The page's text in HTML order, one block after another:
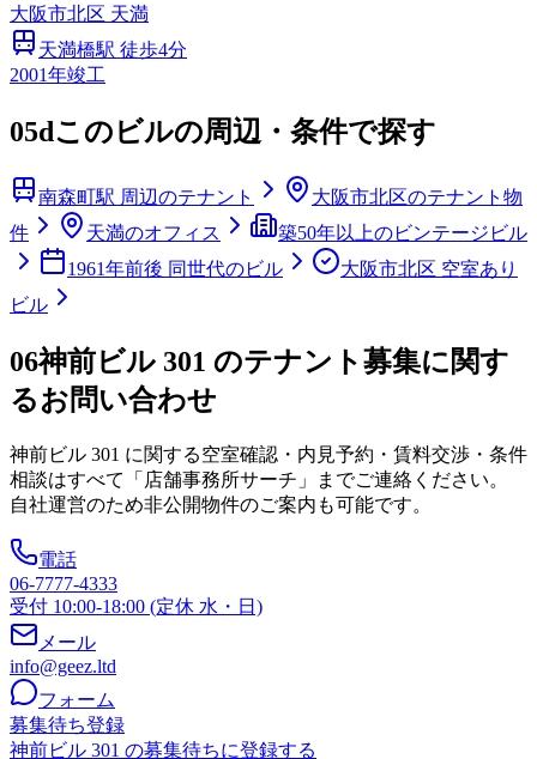
大阪市北区 天満
天満橋駅 徒歩4分
2001年竣工
05dこのビルの周辺・条件で探す
南森町駅 周辺のテナント
大阪市北区のテナント物
件
天満のオフィス
築50年以上のビンテージビル
1961年前後 同世代のビル
大阪市北区 空室あり
ビル
06神前ビル 301 のテナント募集に関す
るお問い合わせ
神前ビル 301 に関する空室確認・内見予約・賃料交渉・条件
相談はすべて「店舗事務所サーチ」までご連絡ください。
自社運営のため非公開物件のご案内も可能です。
電話
06-7777-4333
受付 10:00-18:00 (定休 水・日)
メール
info@geez.ltd
フォーム
募集待ち登録
神前ビル 301 の募集待ちに登録する